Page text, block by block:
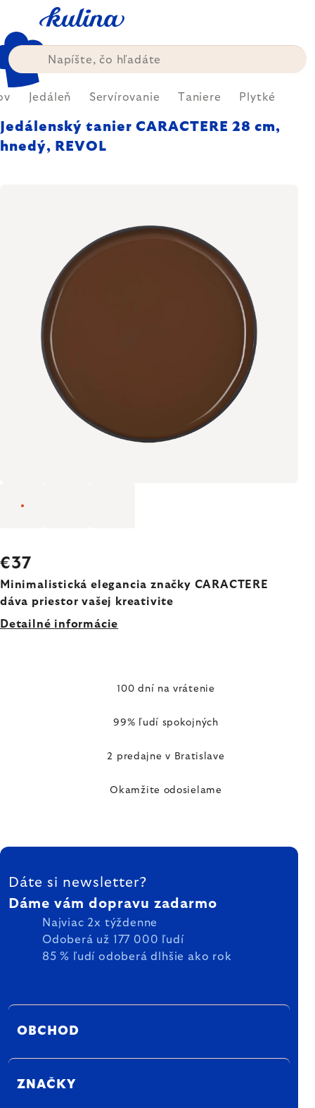
obsah
Jedáleň Servírovanie Taniere Plytké
Jedálenský tanier CARACTERE 28 cm,
hnedý, REVOL
€37
Minimalistická elegancia značky CARACTERE
dáva priestor vašej kreativite
Detailné informácie
100 dní na vrátenie
99% ľudí spokojných
2 predajne v Bratislave
Okamžite odosielame
ZÁPÄTIE
Dáte si newsletter?
Dáme vám dopravu zadarmo
Najviac 2x týždenne
Odoberá už 177 000 ľudí
85 % ľudí odoberá dlhšie ako rok
OBCHOD
ZNAČKY